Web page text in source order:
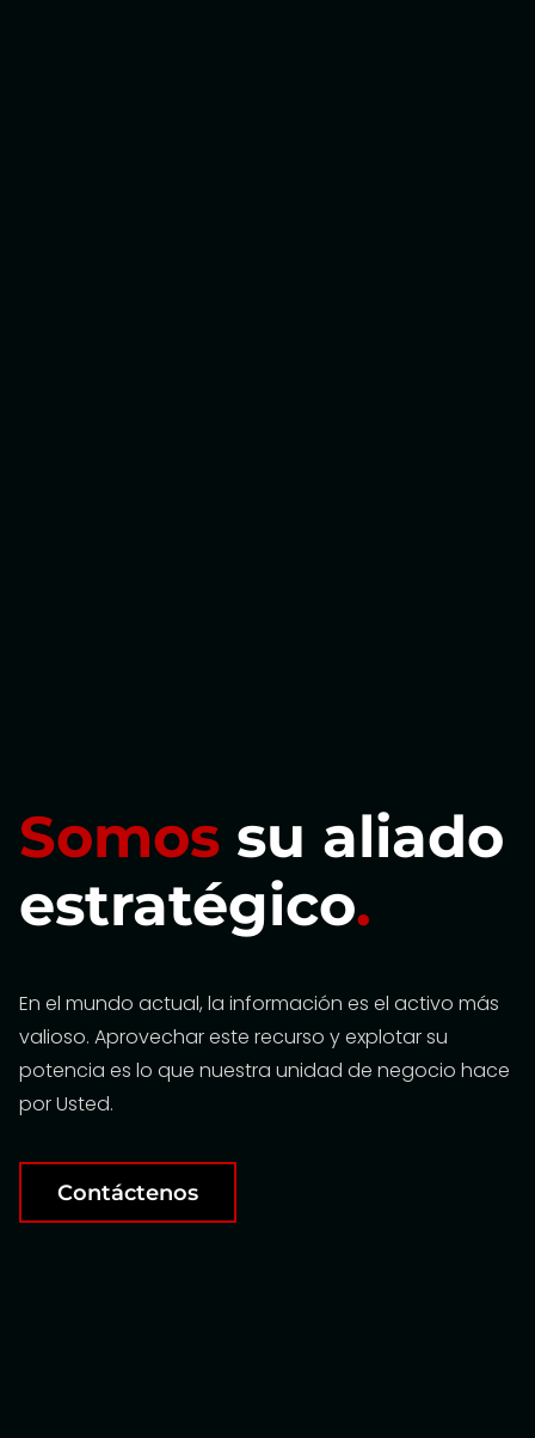
Somos su aliado
estratégico.
En el mundo actual, la información es el activo más
valioso. Aprovechar este recurso y explotar su
potencia es lo que nuestra unidad de negocio hace
por Usted.
Contáctenos